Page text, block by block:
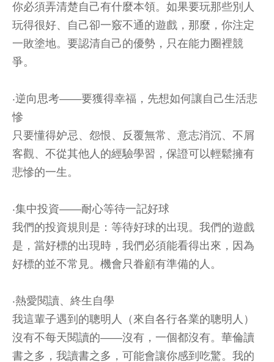
你必須弄清楚自己有什麼本領。如果要玩那些別人
玩得很好、自己卻一竅不通的遊戲，那麼，你注定
一敗塗地。要認清自己的優勢，只在能力圈裡競
爭。
‧逆向思考——要獲得幸福，先想如何讓自己生活悲
慘
只要懂得妒忌、怨恨、反覆無常、意志消沉、不屑
客觀、不從其他人的經驗學習，保證可以輕鬆擁有
悲慘的一生。
‧集中投資——耐心等待一記好球
我們的投資規則是：等待好球的出現。我們的遊戲
是，當好標的出現時，我們必須能看得出來，因為
好標的並不常見。機會只眷顧有準備的人。
‧熱愛閱讀、終生自學
我這輩子遇到的聰明人（來自各行各業的聰明人）
沒有不每天閱讀的——沒有，一個都沒有。華倫讀
書之多，我讀書之多，可能會讓你感到吃驚。我的